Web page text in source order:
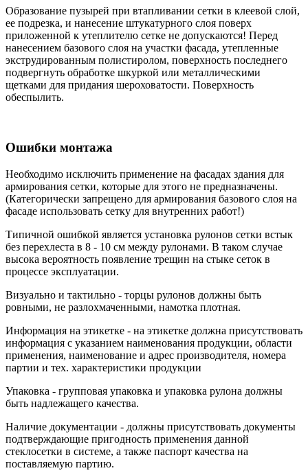
Образование пузырей при втапливании сетки в клеевой слой,
ее подрезка, и нанесение штукатурного слоя поверх
приложенной к утеплителю сетке не допускаются! Перед
нанесением базового слоя на участки фасада, утепленные
экструдированным полистиролом, поверхность последнего
подвергнуть обработке шкуркой или металлическими
щетками для придания шероховатости. Поверхность
обеспылить.
Ошибки монтажа
Необходимо исключить применение на фасадах здания для
армирования сетки, которые для этого не предназначены.
(Категорически запрещено для армирования базового слоя на
фасаде использовать сетку для внутренних работ!)
Типичной ошибкой является установка рулонов сетки встык
без перехлеста в 8 - 10 см между рулонами. В таком случае
высока вероятность появление трещин на стыке сеток в
процессе эксплуатации.
Визуально и тактильно - торцы рулонов должны быть
ровными, не разлохмаченными, намотка плотная.
Информация на этикетке - на этикетке должна присутствовать
информация с указанием наименования продукции, области
применения, наименование и адрес производителя, номера
партии и тех. характеристики продукции
Упаковка - групповая упаковка и упаковка рулона должны
быть надлежащего качества.
Наличие документации - должны присутствовать документы
подтверждающие пригодность применения данной
стеклосетки в системе, а также паспорт качества на
поставляемую партию.